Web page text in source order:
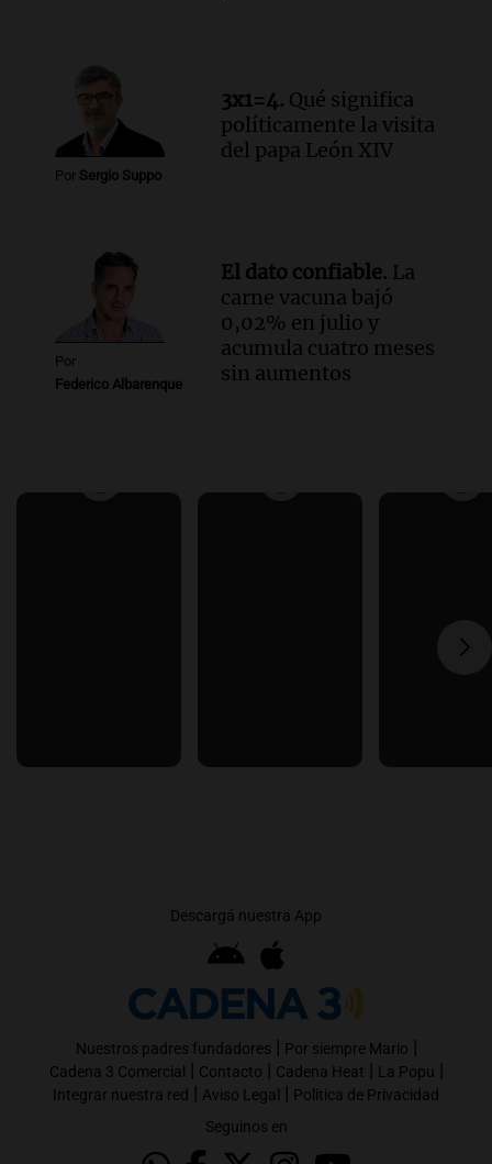
Por Sergio Suppo
3x1=4. Qué significa
políticamente la visita
del papa León XIV
Por
Federico Albarenque
El dato confiable. La
carne vacuna bajó
0,02% en julio y
acumula cuatro meses
sin aumentos
Descargá nuestra App
Nuestros padres fundadores | Por siempre Mario |
Cadena 3 Comercial | Contacto | Cadena Heat | La Popu |
Integrar nuestra red | Aviso Legal | Política de Privacidad
Seguinos en